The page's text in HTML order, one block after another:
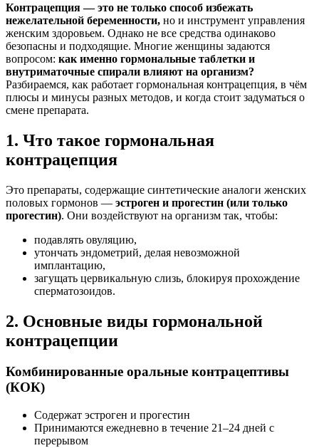
Контрацепция — это не только способ избежать
нежелательной беременности, но и инструмент управления
женским здоровьем. Однако не все средства одинаково
безопасны и подходящие. Многие женщины задаются
вопросом: как именно гормональные таблетки и
внутриматочные спирали влияют на организм?
Разбираемся, как работает гормональная контрацепция, в чём
плюсы и минусы разных методов, и когда стоит задуматься о
смене препарата.
1. Что такое гормональная
контрацепция
Это препараты, содержащие синтетические аналоги женских
половых гормонов — эстроген и прогестин (или только
прогестин). Они воздействуют на организм так, чтобы:
подавлять овуляцию,
утончать эндометрий, делая невозможной
имплантацию,
загущать цервикальную слизь, блокируя прохождение
сперматозоидов.
2. Основные виды гормональной
контрацепции
Комбинированные оральные контрацептивы
(КОК)
Содержат эстроген и прогестин
Принимаются ежедневно в течение 21–24 дней с
перерывом